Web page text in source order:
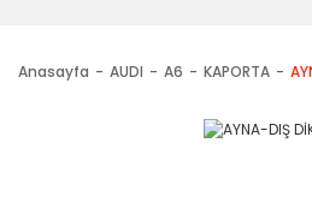
Anasayfa AUDI A6 KAPORTA